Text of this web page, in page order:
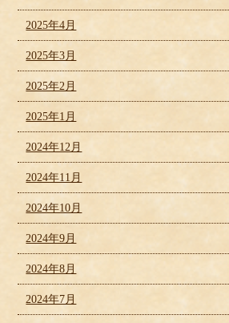
2025年4月
2025年3月
2025年2月
2025年1月
2024年12月
2024年11月
2024年10月
2024年9月
2024年8月
2024年7月